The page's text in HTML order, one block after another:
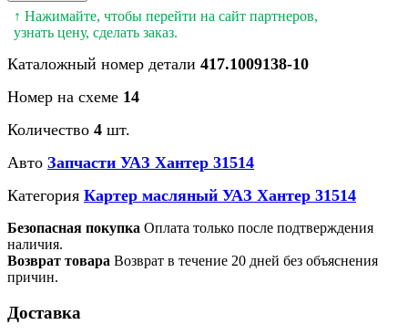
↑ Нажимайте, чтобы перейти на сайт партнеров,
узнать цену, сделать заказ.
Каталожный номер детали 417.1009138-10
Номер на схеме 14
Количество 4 шт.
Авто Запчасти УАЗ Хантер 31514
Категория Картер масляный УАЗ Хантер 31514
Безопасная покупка Оплата только после подтверждения
наличия.
Возврат товара Возврат в течение 20 дней без объяснения
причин.
Доставка